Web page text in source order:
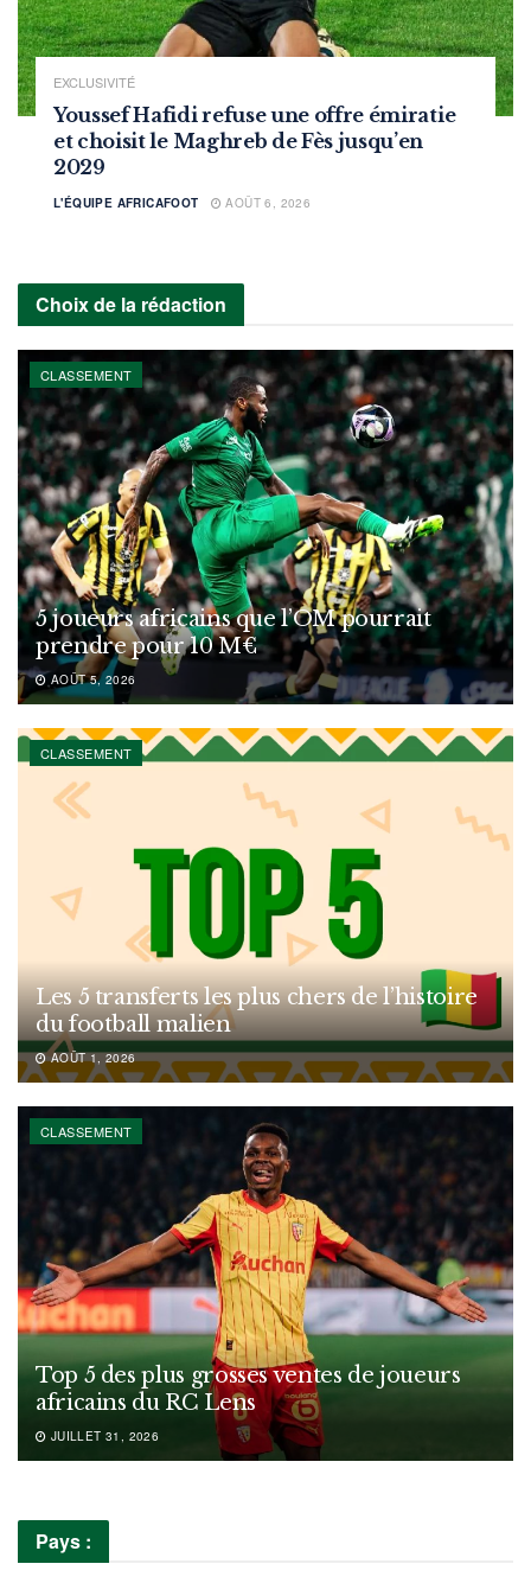
EXCLUSIVITÉ
Youssef Hafidi refuse une offre émiratie
et choisit le Maghreb de Fès jusqu’en
2029
L'ÉQUIPE AFRICAFOOT AOÛT 6, 2026
Choix de la rédaction
CLASSEMENT
5 joueurs africains que l’OM pourrait
prendre pour 10 M€
AOÛT 5, 2026
CLASSEMENT
Les 5 transferts les plus chers de l’histoire
du football malien
AOÛT 1, 2026
CLASSEMENT
Top 5 des plus grosses ventes de joueurs
africains du RC Lens
JUILLET 31, 2026
Pays :